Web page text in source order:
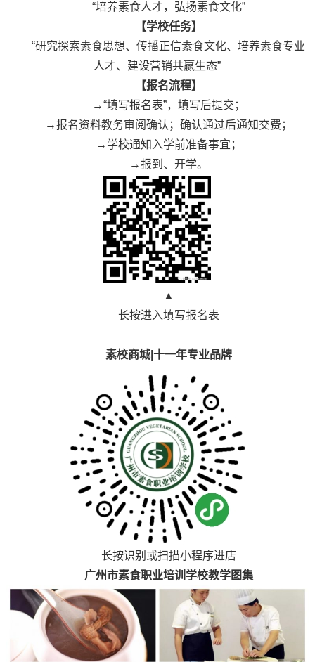
“培养素食人才，弘扬素食文化”
【学校任务】
“研究探索素食思想、传播正信素食文化、培养素食专业
人才、建设营销共赢生态”
【报名流程】
→“填写报名表”，填写后提交；
→报名资料教务审阅确认；确认通过后通知交费；
→学校通知入学前准备事宜；
→报到、开学。
▲
长按进入填写报名表
素校商城|十一年专业品牌
长按识别或扫描小程序进店
广州市素食职业培训学校教学图集